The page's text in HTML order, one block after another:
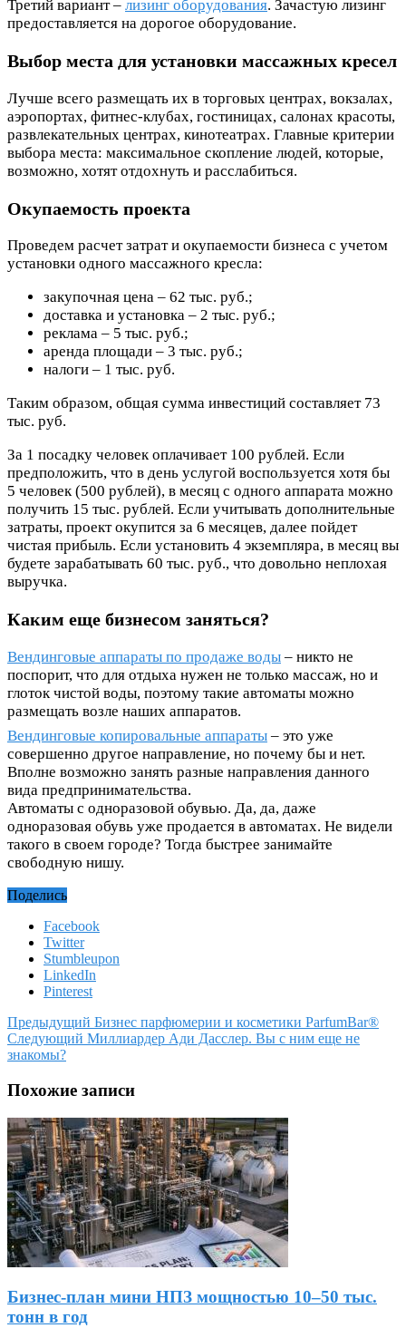
Третий вариант – лизинг оборудования. Зачастую лизинг
предоставляется на дорогое оборудование.
Выбор места для установки массажных кресел
Лучше всего размещать их в торговых центрах, вокзалах,
аэропортах, фитнес-клубах, гостиницах, салонах красоты,
развлекательных центрах, кинотеатрах. Главные критерии
выбора места: максимальное скопление людей, которые,
возможно, хотят отдохнуть и расслабиться.
Окупаемость проекта
Проведем расчет затрат и окупаемости бизнеса с учетом
установки одного массажного кресла:
закупочная цена – 62 тыс. руб.;
доставка и установка – 2 тыс. руб.;
реклама – 5 тыс. руб.;
аренда площади – 3 тыс. руб.;
налоги – 1 тыс. руб.
Таким образом, общая сумма инвестиций составляет 73
тыс. руб.
За 1 посадку человек оплачивает 100 рублей. Если
предположить, что в день услугой воспользуется хотя бы
5 человек (500 рублей), в месяц с одного аппарата можно
получить 15 тыс. рублей. Если учитывать дополнительные
затраты, проект окупится за 6 месяцев, далее пойдет
чистая прибыль. Если установить 4 экземпляра, в месяц вы
будете зарабатывать 60 тыс. руб., что довольно неплохая
выручка.
Каким еще бизнесом заняться?
Вендинговые аппараты по продаже воды – никто не
поспорит, что для отдыха нужен не только массаж, но и
глоток чистой воды, поэтому такие автоматы можно
размещать возле наших аппаратов.
Вендинговые копировальные аппараты – это уже
совершенно другое направление, но почему бы и нет.
Вполне возможно занять разные направления данного
вида предпринимательства.
Автоматы с одноразовой обувью. Да, да, даже
одноразовая обувь уже продается в автоматах. Не видели
такого в своем городе? Тогда быстрее занимайте
свободную нишу.
Поделись
Facebook
Twitter
Stumbleupon
LinkedIn
Pinterest
Предыдущий Бизнес парфюмерии и косметики ParfumBar®
Следующий Миллиардер Ади Дасслер. Вы с ним еще не
знакомы?
Похожие записи
Бизнес-план мини НПЗ мощностью 10–50 тыс.
тонн в год